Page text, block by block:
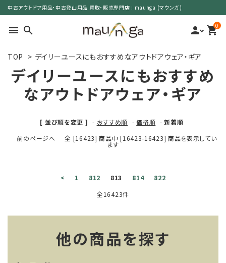
中古アウトドア用品・中古登山用品 買取・販売専門店 : maunga (マウンガ)
menu search person 0
shopping_cart
カテゴリーで選ぶ
サイズで選ぶ
TOP > デイリーユースにもおすすめなアウトドアウェア・ギア
デイリーユースにもおすすめ
なアウトドアウェア・ギア
[ 並び順を変更 ] - おすすめ順 -価格順 -新着順
前のページへ
全 [16423] 商品中 [16423-16423] 商品を表示してい
ます
< 1 812 813 814
822
全16423件
他の商品を探す